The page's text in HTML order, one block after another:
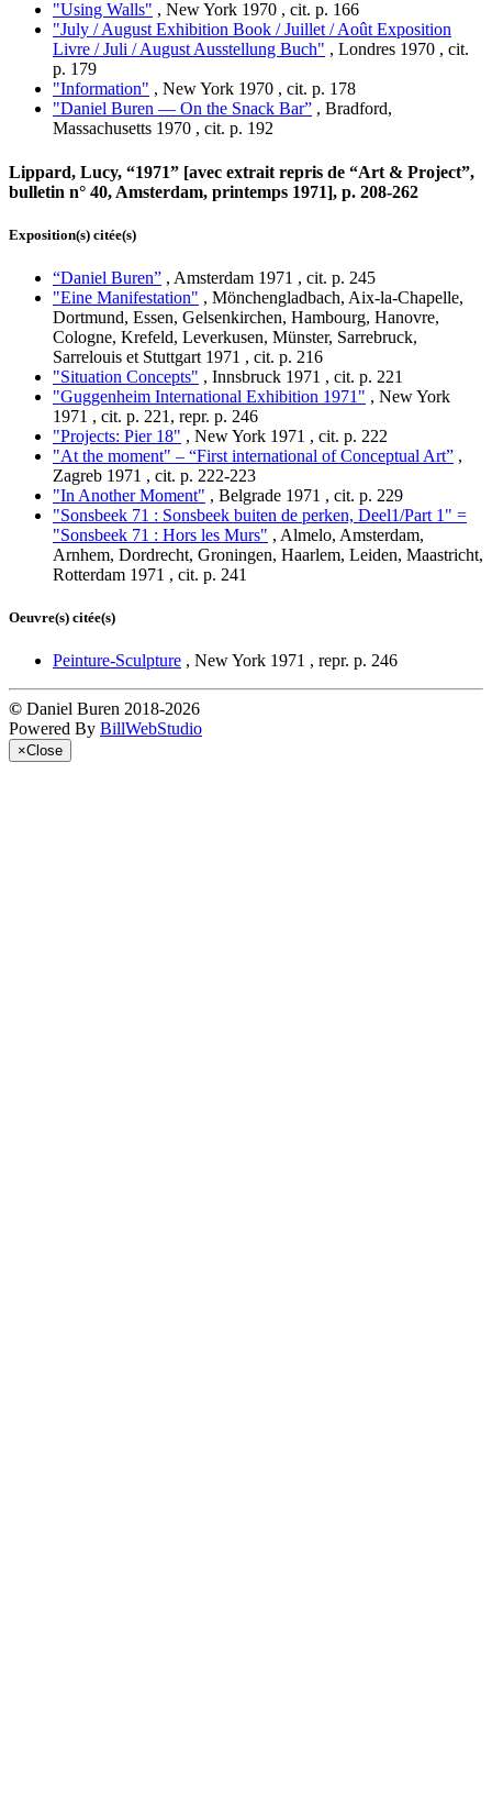
"Using Walls" , New York 1970 , cit. p. 166
"July / August Exhibition Book / Juillet / Août Exposition
Livre / Juli / August Ausstellung Buch" , Londres 1970 , cit.
p. 179
"Information" , New York 1970 , cit. p. 178
"Daniel Buren — On the Snack Bar” , Bradford,
Massachusetts 1970 , cit. p. 192
Lippard, Lucy, “1971” [avec extrait repris de “Art & Project”,
bulletin n° 40, Amsterdam, printemps 1971], p. 208-262
Exposition(s) citée(s)
“Daniel Buren” , Amsterdam 1971 , cit. p. 245
"Eine Manifestation" , Mönchengladbach, Aix-la-Chapelle,
Dortmund, Essen, Gelsenkirchen, Hambourg, Hanovre,
Cologne, Krefeld, Leverkusen, Münster, Sarrebruck,
Sarrelouis et Stuttgart 1971 , cit. p. 216
"Situation Concepts" , Innsbruck 1971 , cit. p. 221
"Guggenheim International Exhibition 1971" , New York
1971 , cit. p. 221, repr. p. 246
"Projects: Pier 18" , New York 1971 , cit. p. 222
"At the moment" – “First international of Conceptual Art” ,
Zagreb 1971 , cit. p. 222-223
"In Another Moment" , Belgrade 1971 , cit. p. 229
"Sonsbeek 71 : Sonsbeek buiten de perken, Deel1/Part 1" =
"Sonsbeek 71 : Hors les Murs" , Almelo, Amsterdam,
Arnhem, Dordrecht, Groningen, Haarlem, Leiden, Maastricht,
Rotterdam 1971 , cit. p. 241
Oeuvre(s) citée(s)
Peinture-Sculpture , New York 1971 , repr. p. 246
© Daniel Buren 2018-2026
Powered By BillWebStudio
×Close